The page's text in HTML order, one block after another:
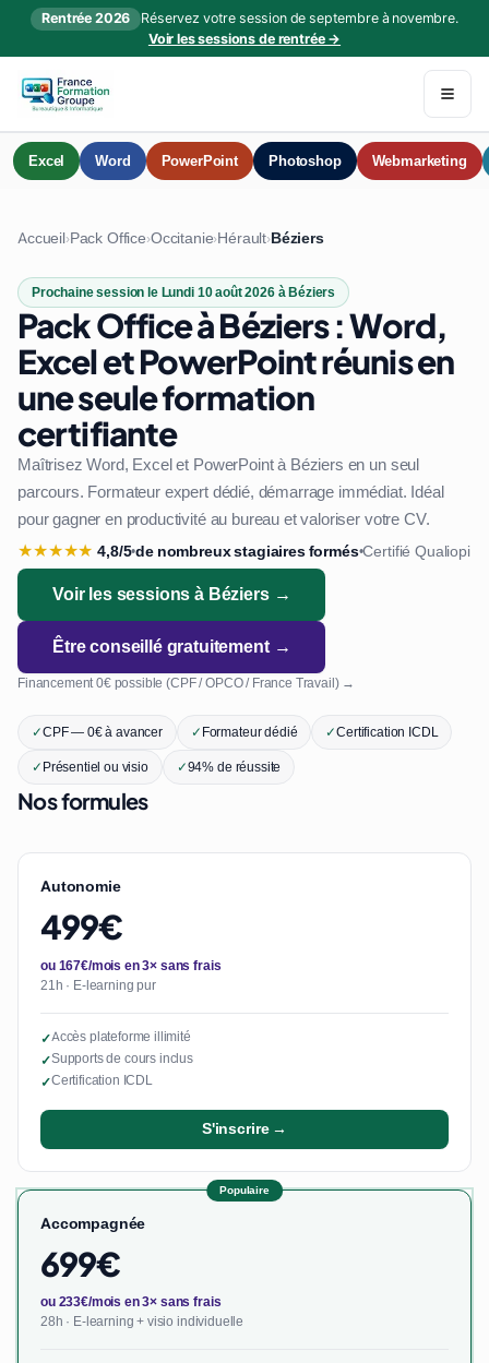
Rentrée 2026
Réservez votre session de septembre à novembre.
Voir les sessions de rentrée →
Excel Word PowerPoint Photoshop Webmarketing
Accueil›Pack Office›Occitanie›Hérault›Béziers
Prochaine session le Lundi 10 août 2026 à Béziers
Pack Office à Béziers : Word,
Excel et PowerPoint réunis en
une seule formation
certifiante
Maîtrisez Word, Excel et PowerPoint à Béziers en un seul
parcours. Formateur expert dédié, démarrage immédiat. Idéal
pour gagner en productivité au bureau et valoriser votre CV.
★★★★★ 4,8/5•de nombreux stagiaires formés•Certifié Qualiopi
Voir les sessions à Béziers →
Être conseillé gratuitement →
Financement 0€ possible (CPF / OPCO / France Travail) →
✓CPF — 0€ à avancer ✓Formateur dédié ✓Certification ICDL
✓Présentiel ou visio ✓94% de réussite
Nos formules
Autonomie
499€
ou 167€/mois en 3× sans frais
21h · E-learning pur
✓Accès plateforme illimité
✓Supports de cours inclus
✓Certification ICDL
S'inscrire →
Populaire
Accompagnée
699€
ou 233€/mois en 3× sans frais
28h · E-learning + visio individuelle